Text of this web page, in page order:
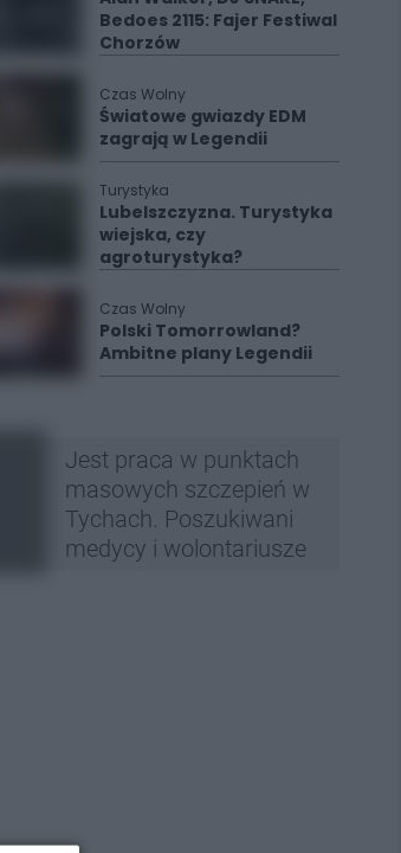
Bedoes 2115: Fajer Festiwal
Chorzów
Czas Wolny
Światowe gwiazdy EDM
zagrają w Legendii
Turystyka
Lubelszczyzna. Turystyka
wiejska, czy
agroturystyka?
Czas Wolny
Polski Tomorrowland?
Ambitne plany Legendii
Jest praca w punktach
masowych szczepień w
Tychach. Poszukiwani
medycy i wolontariusze